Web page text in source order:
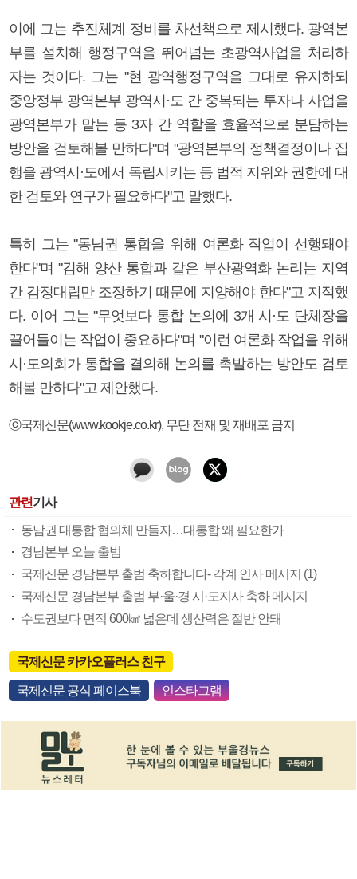
이에 그는 추진체계 정비를 차선책으로 제시했다. 광역본
부를 설치해 행정구역을 뛰어넘는 초광역사업을 처리하
자는 것이다. 그는 "현 광역행정구역을 그대로 유지하되
중앙정부 광역본부 광역시·도 간 중복되는 투자나 사업을
광역본부가 맡는 등 3자 간 역할을 효율적으로 분담하는
방안을 검토해볼 만하다"며 "광역본부의 정책결정이나 집
행을 광역시·도에서 독립시키는 등 법적 지위와 권한에 대
한 검토와 연구가 필요하다"고 말했다.
특히 그는 "동남권 통합을 위해 여론화 작업이 선행돼야
한다"며 "김해 양산 통합과 같은 부산광역화 논리는 지역
간 감정대립만 조장하기 때문에 지양해야 한다"고 지적했
다. 이어 그는 "무엇보다 통합 논의에 3개 시·도 단체장을
끌어들이는 작업이 중요하다"며 "이런 여론화 작업을 위해
시·도의회가 통합을 결의해 논의를 촉발하는 방안도 검토
해볼 만하다"고 제안했다.
ⓒ국제신문(www.kookje.co.kr), 무단 전재 및 재배포 금지
관련기사
동남권 대통합 협의체 만들자…대통합 왜 필요한가
경남본부 오늘 출범
국제신문 경남본부 출범 축하합니다- 각계 인사 메시지 (1)
국제신문 경남본부 출범 부·울·경 시·도지사 축하 메시지
수도권보다 면적 600㎢ 넓은데 생산력은 절반 안돼
국제신문 카카오플러스 친구
국제신문 공식 페이스북 인스타그램